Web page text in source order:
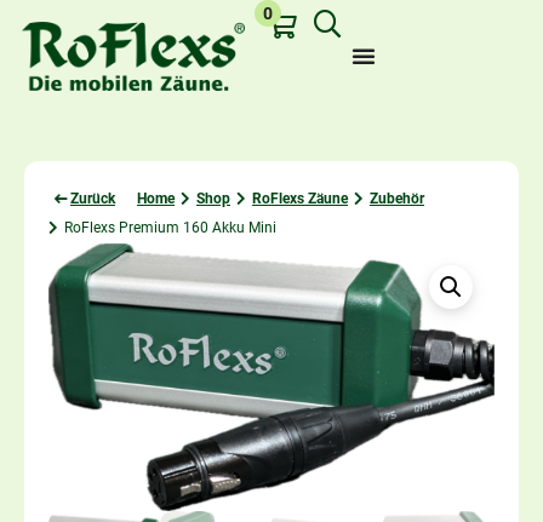
0
Last viewed:
Zurück Home Shop RoFlexs Zäune
Zubehör
RoFlexs Premium 160 Akku Mini